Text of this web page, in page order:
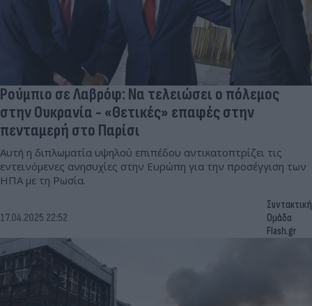
Ρούμπιο σε Λαβρόφ: Να τελειώσει ο πόλεμος
στην Ουκρανία - «Θετικές» επαφές στην
πενταμερή στο Παρίσι
Αυτή η διπλωματία υψηλού επιπέδου αντικατοπτρίζει τις
εντεινόμενες ανησυχίες στην Ευρώπη για την προσέγγιση των
ΗΠΑ με τη Ρωσία.
17.04.2025 22:52
Συντακτική
Ομάδα
Flash.gr